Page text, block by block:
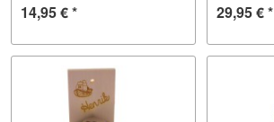
14,95 € * 29,95 € *